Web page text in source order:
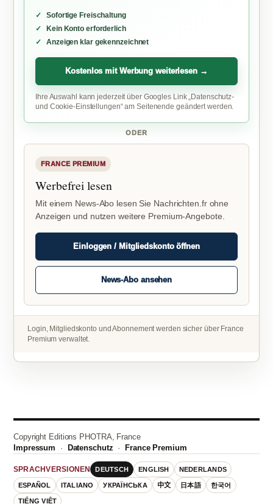
Sofortige Freischaltung
Kein Konto erforderlich
Anzeigen klar gekennzeichnet
Kostenlos mit Werbung weiterlesen →
Ihre Auswahl kann jederzeit über Googles Link „Datenschutz-
und Cookie-Einstellungen“ am Seitenende geändert werden.
ODER
FRANCE PREMIUM
Werbefrei lesen
Mit einem News-Abo lesen Sie Nachrichten.fr ohne
Anzeigen und nutzen weitere Premium-Angebote.
Einloggen / Mitgliedskonto öffnen
News-Abo ansehen
Login, Mitgliedskonto und Abonnement werden sicher über France
Premium verwaltet.
Copyright Editions PHOTRA, France
Impressum · Datenschutz · France Premium
SPRACHVERSIONEN DEUTSCH ENGLISH NEDERLANDS
ESPAÑOL ITALIANO УКРАЇНСЬКА 中文 日本語 한국어
TIẾNG VIỆT